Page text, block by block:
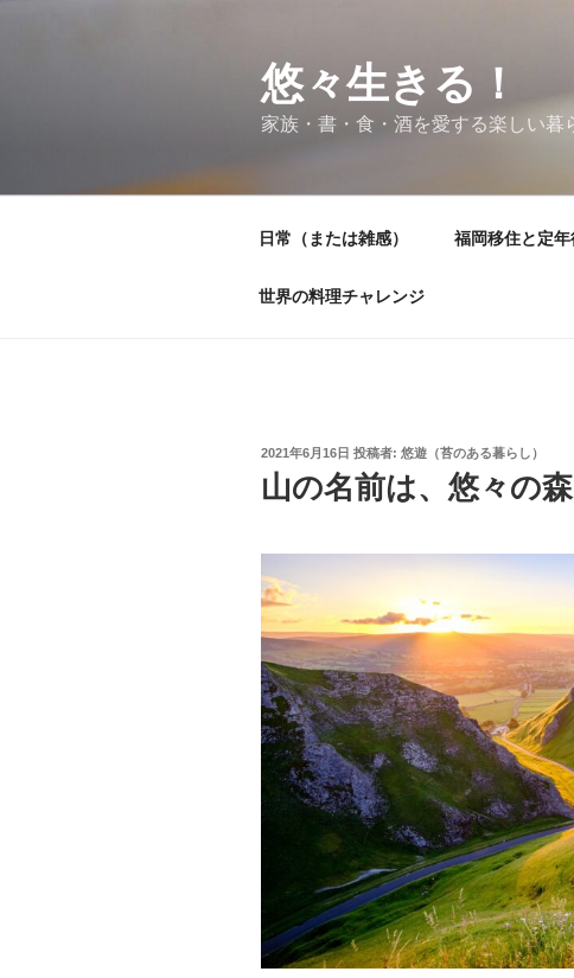
悠々生きる！
家族・書・食・酒を愛する楽しい暮
日常（または雑感） 福岡移住と定
世界の料理チャレンジ
投
2021年6月16日 投稿者: 悠遊（苔のある暮らし）
山の名前は、悠々の森